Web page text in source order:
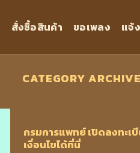
สั่งซื้อสินค้า ขอเพลง แจ้
CATEGORY
กรมการแพทย์ เปิดลงทะเ
เงื่อนไขได้ที่นี่